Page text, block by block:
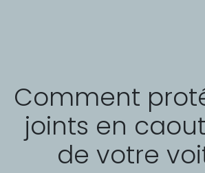
Comment
joints en
de votre